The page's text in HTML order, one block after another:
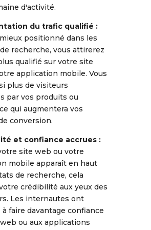
d'activité.
du trafic qualifié :
positionné dans les
recherche, vous attirerez
qualifié sur votre site
application mobile. Vous
plus de visiteurs
par vos produits ou
qui augmentera vos
conversion.
et confiance accrues :
site web ou votre
mobile apparaît en haut
de recherche, cela
crédibilité aux yeux des
Les internautes ont
faire davantage confiance
ou aux applications